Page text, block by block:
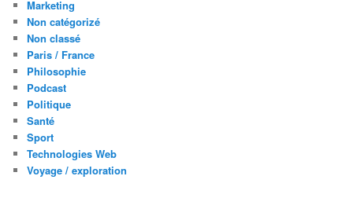
Marketing
Non catégorizé
Non classé
Paris / France
Philosophie
Podcast
Politique
Santé
Sport
Technologies Web
Voyage / exploration